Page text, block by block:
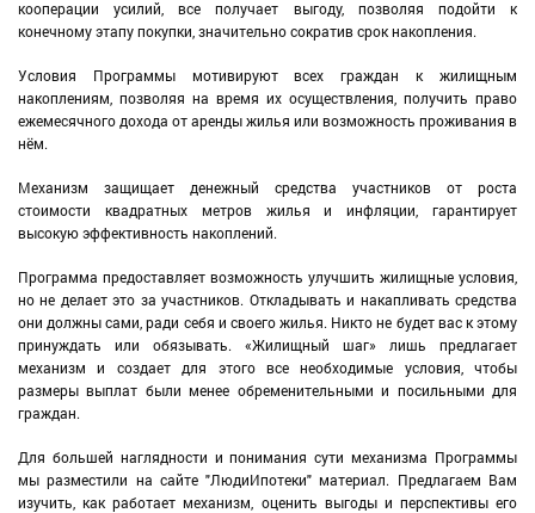
кооперации усилий, все получает выгоду, позволяя подойти к
конечному этапу покупки, значительно сократив срок накопления.
​Условия Программы мотивируют всех граждан к жилищным
накоплениям, позволяя на время их осуществления, получить право
ежемесячного дохода от аренды жилья или возможность проживания в
нём.
Механизм защищает денежный средства участников от роста
стоимости квадратных метров жилья и инфляции, гарантирует
высокую эффективность накоплений.
Программа предоставляет возможность улучшить жилищные условия,
но не делает это за участников. Откладывать и накапливать средства
они должны сами, ради себя и своего жилья. Никто не будет вас к этому
принуждать или обязывать. «Жилищный шаг» лишь предлагает
механизм и создает для этого все необходимые условия, чтобы
размеры выплат были менее обременительными и посильными для
граждан.
Для большей наглядности и понимания сути механизма Программы
мы разместили на сайте "ЛюдиИпотеки" материал. Предлагаем Вам
изучить, как работает механизм, оценить выгоды и перспективы его